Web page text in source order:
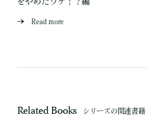
Read more
Related Books シリーズの関連書籍